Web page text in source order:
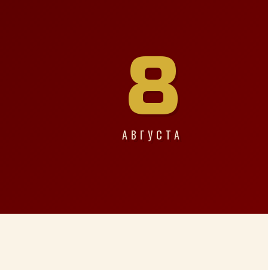
8
АВГУСТА